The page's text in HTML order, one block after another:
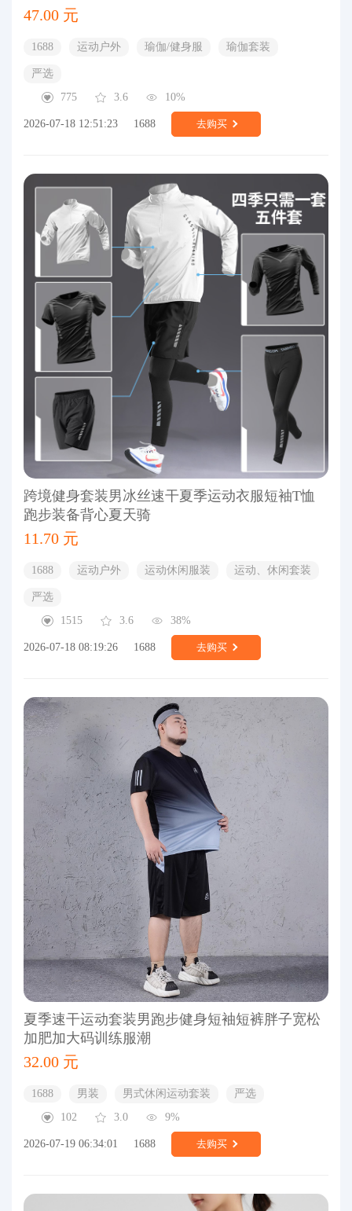
47.00 元
1688 运动户外 瑜伽/健身服 瑜伽套装
严选
775
3.6 10%
2026-07-18 12:51:23 1688 去购买
跨境健身套装男冰丝速干夏季运动衣服短袖T恤
跑步装备背心夏天骑
11.70 元
1688 运动户外 运动休闲服装 运动、休闲套装
严选
1515
3.6 38%
2026-07-18 08:19:26 1688 去购买
夏季速干运动套装男跑步健身短袖短裤胖子宽松
加肥加大码训练服潮
32.00 元
1688 男装 男式休闲运动套装
严选
102
3.0 9%
2026-07-19 06:34:01 1688 去购买